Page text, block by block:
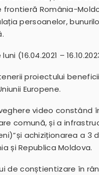
România-
persoanelor,
(16.04.2021 –
proiectului
Europene.
video constând
comună, și a
achiziționarea a 3
și Republica Moldova.
conștientizare în